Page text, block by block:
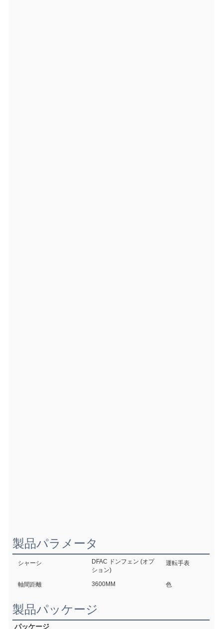
製品パラメータ
シャーシ
DFAC ドンフェン (オプ
ション)
運転手表
軸間距離 3600MM 色
製品パッケージ
パッケージ